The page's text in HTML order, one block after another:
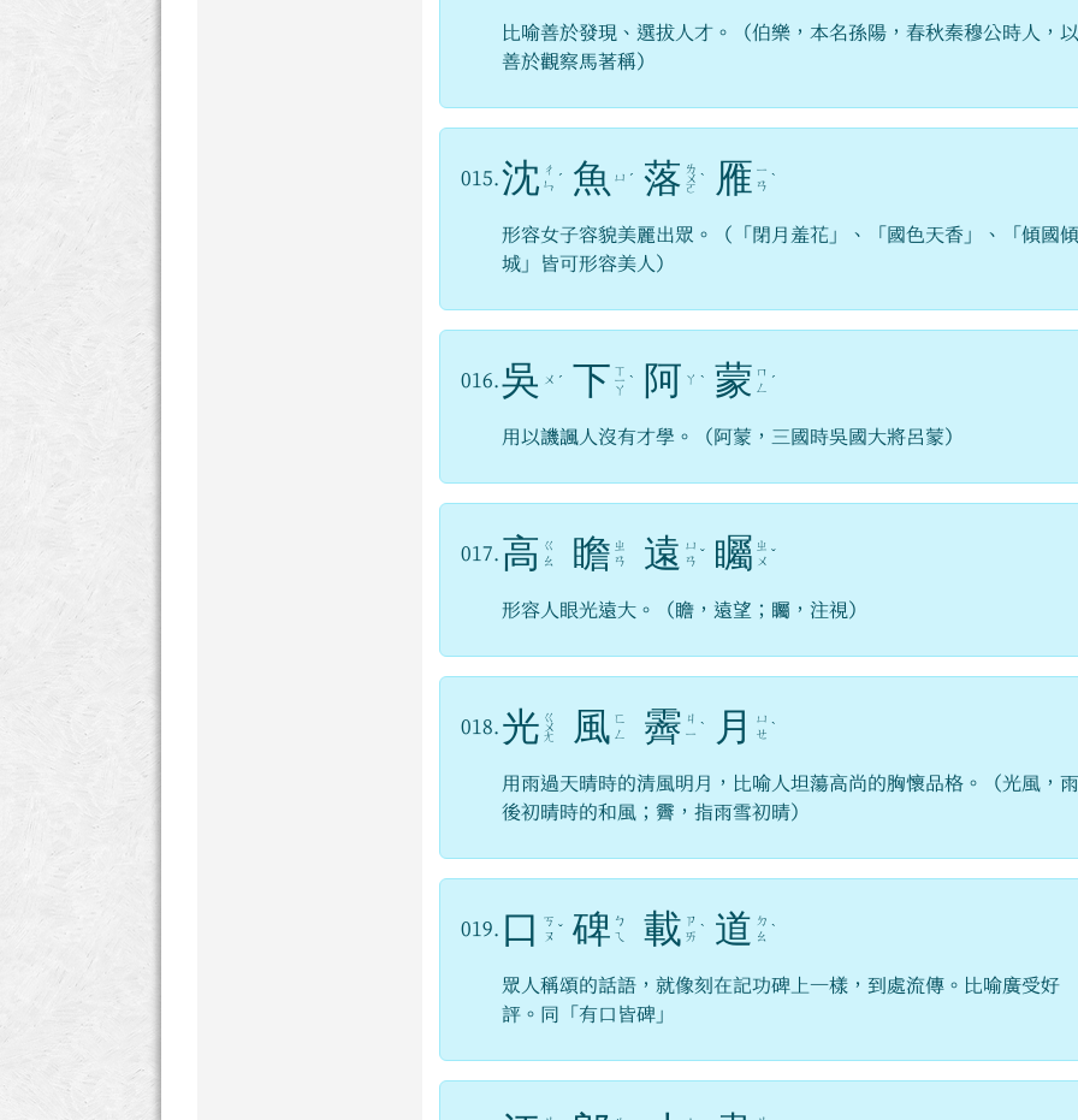
比喻善於發現、選拔人才。（伯樂，本名孫陽，春秋秦穆公時人，
善於觀察馬著稱）
015. 沈 ㄔ
ㄣ ˊ 魚 ㄩ ˊ 落 ㄌ
ㄨ
ㄛ
ˋ 雁 ㄧ
ㄢ ˋ
形容女子容貌美麗出眾。（「閉月羞花」、「國色天香」、「傾國
城」皆可形容美人）
016. 吳 ㄨ ˊ 下 ㄒ
ㄧ
ㄚ
ˋ 阿 ㄚ ˋ 蒙 ㄇ
ㄥ
ˊ
用以譏諷人沒有才學。（阿蒙，三國時吳國大將呂蒙）
017. 高 ㄍ
ㄠ
瞻 ㄓ
ㄢ
遠 ㄩ
ㄢ ˇ 矚 ㄓ
ㄨ ˇ
形容人眼光遠大。（瞻，遠望；矚，注視）
018. 光 ㄍ
ㄨ
ㄤ 風 ㄈ
ㄥ
霽 ㄐ
ㄧ ˋ 月
ㄩ
ㄝ ˋ
用雨過天晴時的清風明月，比喻人坦蕩高尚的胸懷品格。（光風，
後初晴時的和風；霽，指雨雪初晴）
019. 口
ㄎ
ㄡ ˇ 碑 ㄅ
ㄟ
載 ㄗ
ㄞ ˋ 道 ㄉ
ㄠ ˋ
眾人稱頌的話語，就像刻在記功碑上一樣，到處流傳。比喻廣受好
評。同「有口皆碑」